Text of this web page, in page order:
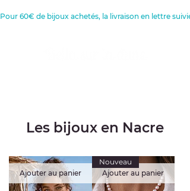
Pour 60€ de bijoux achetés, la livraison en lettre
Les bijoux en Nacre
Ajouter au panier Ajouter au panier
Nouveau